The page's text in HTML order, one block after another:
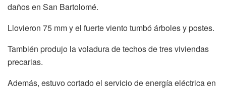
daños en San Bartolomé.
Llovieron 75 mm y el fuerte viento tumbó árboles y postes.
También produjo la voladura de techos de tres viviendas
precarias.
Además, estuvo cortado el servicio de energía eléctrica en